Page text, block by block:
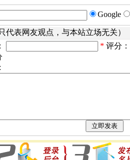
Google
代表网友观点，与本站立场无关）
* 评分